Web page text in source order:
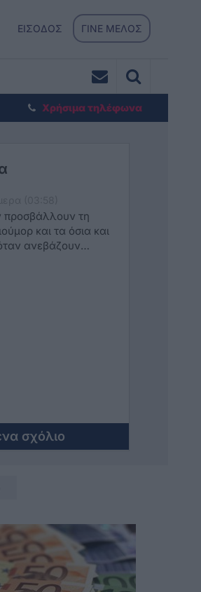
ΕΙΣΟΔΟΣ ΓΙΝΕ ΜΕΛΟΣ
Χρήσιμα τηλέφωνα
προσβάλλουν τη
και τα όσια και
ανεβάζουν
σχόλιο